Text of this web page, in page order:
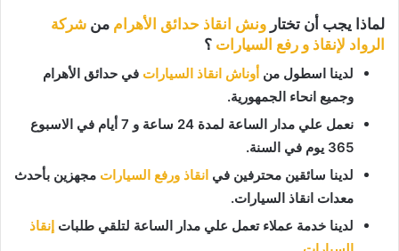
لماذا يجب أن تختار ونش انقاذ حدائق الأهرام من شركة
الرواد لإنقاذ و رفع السيارات ؟
لدينا اسطول من أوناش انقاذ السيارات في حدائق الأهرام
وجميع انحاء الجمهورية.
نعمل علي مدار الساعة لمدة 24 ساعة و 7 أيام في الاسبوع
365 يوم في السنة.
لدينا سائقين محترفين في انقاذ ورفع السيارات مجهزين بأحدث
معدات انقاذ السيارات.
لدينا خدمة عملاء تعمل علي مدار الساعة لتلقي طلبات إنقاذ